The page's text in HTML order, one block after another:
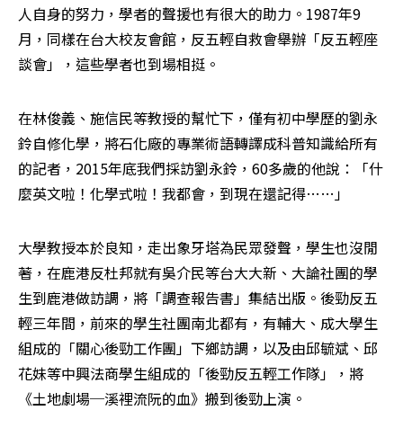
人自身的努力，學者的聲援也有很大的助力。1987年9
月，同樣在台大校友會館，反五輕自救會舉辦「反五輕座
談會」，這些學者也到場相挺。
在林俊義、施信民等教授的幫忙下，僅有初中學歷的劉永
鈴自修化學，將石化廠的專業術語轉譯成科普知識給所有
的記者，2015年底我們採訪劉永鈴，60多歲的他說：「什
麼英文啦！化學式啦！我都會，到現在還記得……」
大學教授本於良知，走出象牙塔為民眾發聲，學生也沒閒
著，在鹿港反杜邦就有吳介民等台大大新、大論社團的學
生到鹿港做訪調，將「調查報告書」集結出版。後勁反五
輕三年間，前來的學生社團南北都有，有輔大、成大學生
組成的「關心後勁工作團」下鄉訪調，以及由邱毓斌、邱
花妹等中興法商學生組成的「後勁反五輕工作隊」，將
《土地劇場─溪裡流阮的血》搬到後勁上演。